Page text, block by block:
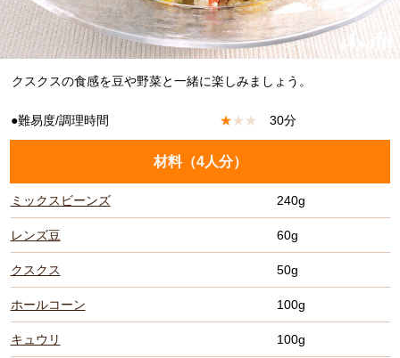
クスクスの食感を豆や野菜と一緒に楽しみましょう。
●難易度/調理時間 ★★ ★ 30分
材料（4人分）
ミックスビーンズ 240g
レンズ豆 60g
クスクス 50g
ホールコーン 100g
キュウリ 100g